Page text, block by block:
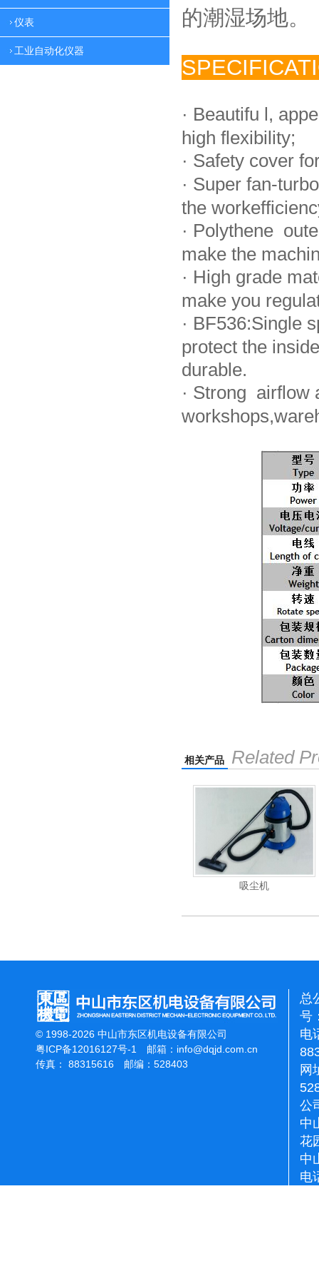
仪表
工业自动化仪器
的潮湿场地。
· Beautifu l,
high flexibility;
· Safety cover
· Super fan-
the
· Polythene
make the
· High grade
make you
· BF536:Single
protect the
durable.
· Strong airflow
相关产品 Related
© 1998-2026 中山市东区机电设备有限公司
粤ICP备12016127号-1
邮箱： info@dqjd.com.cn
传真： 88315616 邮编：528403
总
号
电
网
公
中
花
中
电